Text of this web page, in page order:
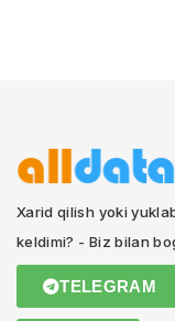
Xarid qilish yoki
keldimi? - Biz bilan
TELEGRAM